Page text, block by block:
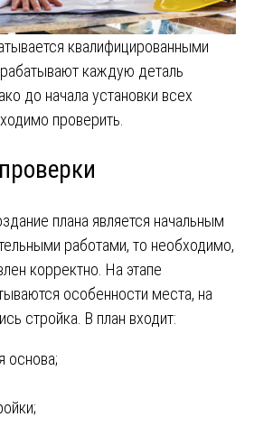
квалифицированными
каждую деталь
до начала установки всех
проверить.
плана является начальным
работами, то необходимо,
корректно. На этапе
особенности места, на
стройка. В план входит:
основа;